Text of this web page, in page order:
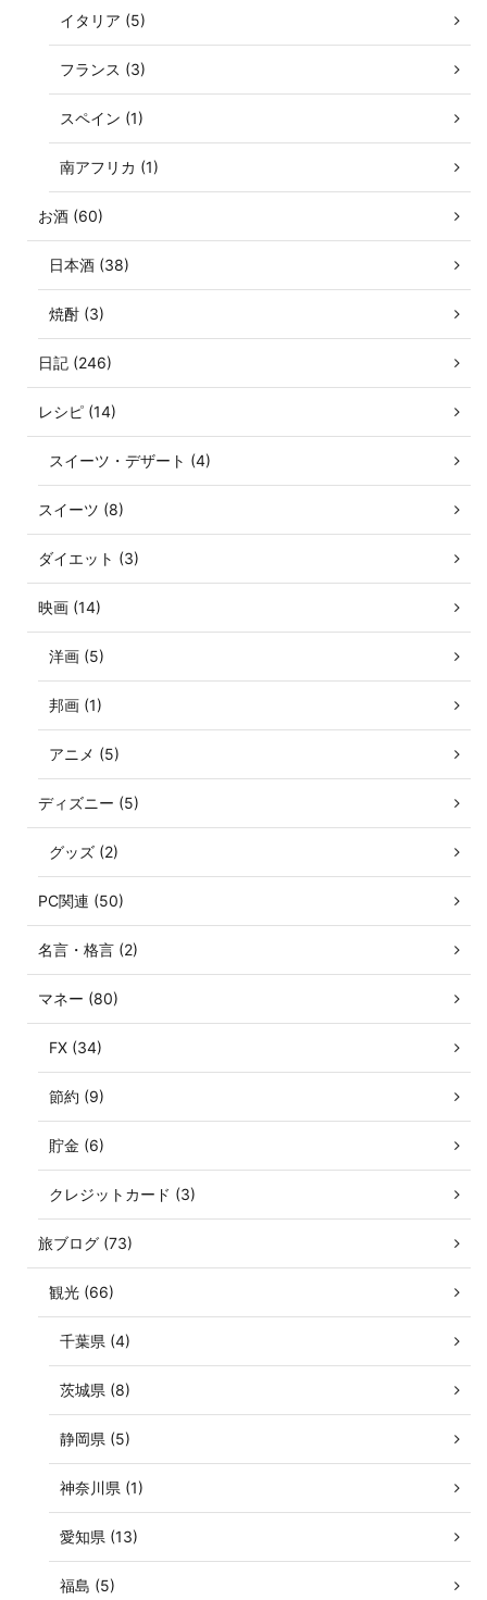
イタリア (5)
フランス (3)
スペイン (1)
南アフリカ (1)
お酒 (60)
日本酒 (38)
焼酎 (3)
日記 (246)
レシピ (14)
スイーツ・デザート (4)
スイーツ (8)
ダイエット (3)
映画 (14)
洋画 (5)
邦画 (1)
アニメ (5)
ディズニー (5)
グッズ (2)
PC関連 (50)
名言・格言 (2)
マネー (80)
FX (34)
節約 (9)
貯金 (6)
クレジットカード (3)
旅ブログ (73)
観光 (66)
千葉県 (4)
茨城県 (8)
静岡県 (5)
神奈川県 (1)
愛知県 (13)
福島 (5)